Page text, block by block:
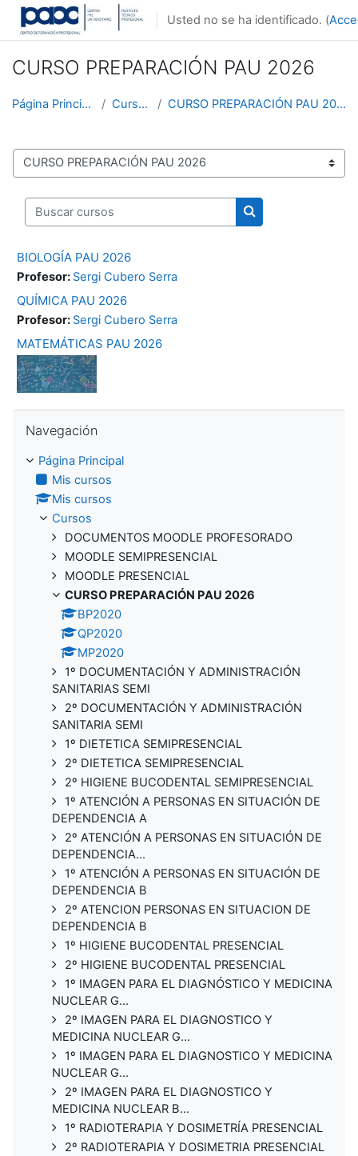
Salta al contenido principal
Usted no se ha identificado. (
CURSO PREPARACIÓN PAU 2026
Página Principal Cursos CURSO PREPARACIÓN PAU 2026
Categorías
Buscar cursos
Buscar cursos
BIOLOGÍA PAU 2026
Profesor: Sergi Cubero Serra
QUÍMICA PAU 2026
Profesor: Sergi Cubero Serra
MATEMÁTICAS PAU 2026
Navegación
Página Principal
Mis cursos
Mis cursos
Cursos
DOCUMENTOS MOODLE PROFESORADO
MOODLE SEMIPRESENCIAL
MOODLE PRESENCIAL
CURSO PREPARACIÓN PAU 2026
BP2020
QP2020
MP2020
1º DOCUMENTACIÓN Y ADMINISTRACIÓN
SANITARIAS SEMI
2º DOCUMENTACIÓN Y ADMINISTRACIÓN
SANITARIA SEMI
1º DIETETICA SEMIPRESENCIAL
2º DIETETICA SEMIPRESENCIAL
2º HIGIENE BUCODENTAL SEMIPRESENCIAL
1º ATENCIÓN A PERSONAS EN SITUACIÓN DE
DEPENDENCIA A
2º ATENCIÓN A PERSONAS EN SITUACIÓN DE
DEPENDENCIA...
1º ATENCIÓN A PERSONAS EN SITUACIÓN DE
DEPENDENCIA B
2º ATENCION PERSONAS EN SITUACION DE
DEPENDENCIA B
1º HIGIENE BUCODENTAL PRESENCIAL
2º HIGIENE BUCODENTAL PRESENCIAL
1º IMAGEN PARA EL DIAGNÓSTICO Y MEDICINA
NUCLEAR G...
2º IMAGEN PARA EL DIAGNOSTICO Y
MEDICINA NUCLEAR G...
1º IMAGEN PARA EL DIAGNOSTICO Y MEDICINA
NUCLEAR G...
2º IMAGEN PARA EL DIAGNOSTICO Y
MEDICINA NUCLEAR B...
1º RADIOTERAPIA Y DOSIMETRÍA PRESENCIAL
2º RADIOTERAPIA Y DOSIMETRIA PRESENCIAL